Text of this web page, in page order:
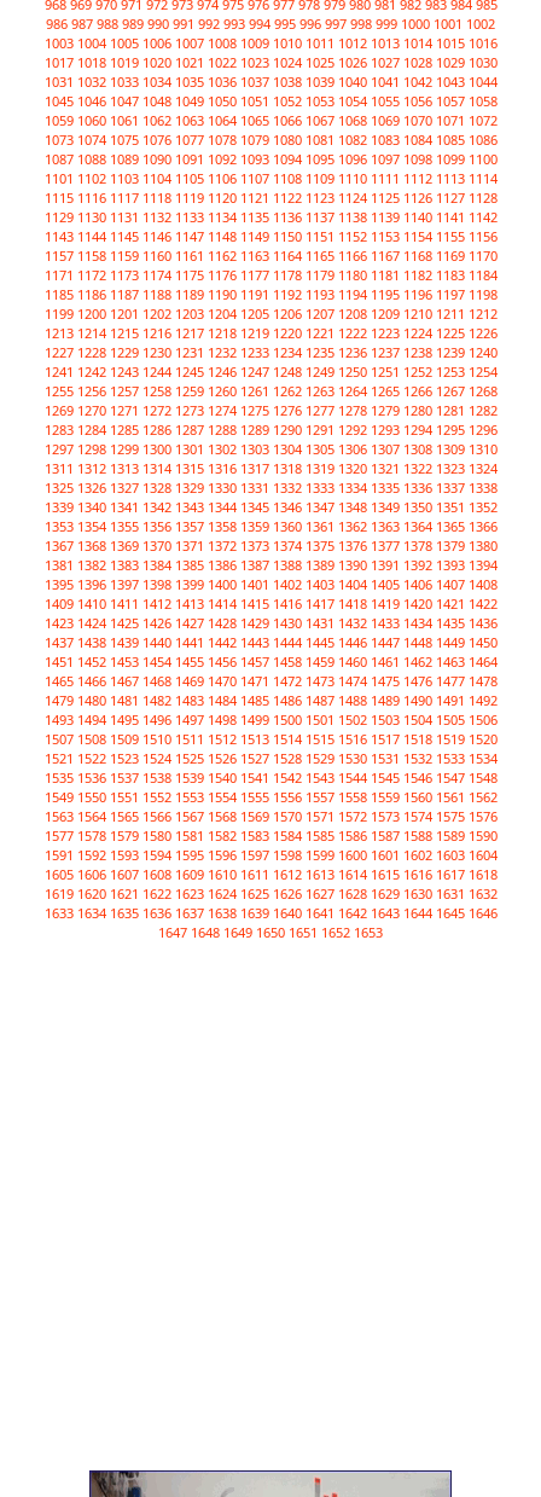
968 969 970 971 972 973 974 975 976 977 978 979 980 981 982 983 984 985
986 987 988 989 990 991 992 993 994 995 996 997 998 999 1000 1001 1002
1003 1004 1005 1006 1007 1008 1009 1010 1011 1012 1013 1014 1015 1016
1017 1018 1019 1020 1021 1022 1023 1024 1025 1026 1027 1028 1029 1030
1031 1032 1033 1034 1035 1036 1037 1038 1039 1040 1041 1042 1043 1044
1045 1046 1047 1048 1049 1050 1051 1052 1053 1054 1055 1056 1057 1058
1059 1060 1061 1062 1063 1064 1065 1066 1067 1068 1069 1070 1071 1072
1073 1074 1075 1076 1077 1078 1079 1080 1081 1082 1083 1084 1085 1086
1087 1088 1089 1090 1091 1092 1093 1094 1095 1096 1097 1098 1099 1100
1101 1102 1103 1104 1105 1106 1107 1108 1109 1110 1111 1112 1113 1114
1115 1116 1117 1118 1119 1120 1121 1122 1123 1124 1125 1126 1127 1128
1129 1130 1131 1132 1133 1134 1135 1136 1137 1138 1139 1140 1141 1142
1143 1144 1145 1146 1147 1148 1149 1150 1151 1152 1153 1154 1155 1156
1157 1158 1159 1160 1161 1162 1163 1164 1165 1166 1167 1168 1169 1170
1171 1172 1173 1174 1175 1176 1177 1178 1179 1180 1181 1182 1183 1184
1185 1186 1187 1188 1189 1190 1191 1192 1193 1194 1195 1196 1197 1198
1199 1200 1201 1202 1203 1204 1205 1206 1207 1208 1209 1210 1211 1212
1213 1214 1215 1216 1217 1218 1219 1220 1221 1222 1223 1224 1225 1226
1227 1228 1229 1230 1231 1232 1233 1234 1235 1236 1237 1238 1239 1240
1241 1242 1243 1244 1245 1246 1247 1248 1249 1250 1251 1252 1253 1254
1255 1256 1257 1258 1259 1260 1261 1262 1263 1264 1265 1266 1267 1268
1269 1270 1271 1272 1273 1274 1275 1276 1277 1278 1279 1280 1281 1282
1283 1284 1285 1286 1287 1288 1289 1290 1291 1292 1293 1294 1295 1296
1297 1298 1299 1300 1301 1302 1303 1304 1305 1306 1307 1308 1309 1310
1311 1312 1313 1314 1315 1316 1317 1318 1319 1320 1321 1322 1323 1324
1325 1326 1327 1328 1329 1330 1331 1332 1333 1334 1335 1336 1337 1338
1339 1340 1341 1342 1343 1344 1345 1346 1347 1348 1349 1350 1351 1352
1353 1354 1355 1356 1357 1358 1359 1360 1361 1362 1363 1364 1365 1366
1367 1368 1369 1370 1371 1372 1373 1374 1375 1376 1377 1378 1379 1380
1381 1382 1383 1384 1385 1386 1387 1388 1389 1390 1391 1392 1393 1394
1395 1396 1397 1398 1399 1400 1401 1402 1403 1404 1405 1406 1407 1408
1409 1410 1411 1412 1413 1414 1415 1416 1417 1418 1419 1420 1421 1422
1423 1424 1425 1426 1427 1428 1429 1430 1431 1432 1433 1434 1435 1436
1437 1438 1439 1440 1441 1442 1443 1444 1445 1446 1447 1448 1449 1450
1451 1452 1453 1454 1455 1456 1457 1458 1459 1460 1461 1462 1463 1464
1465 1466 1467 1468 1469 1470 1471 1472 1473 1474 1475 1476 1477 1478
1479 1480 1481 1482 1483 1484 1485 1486 1487 1488 1489 1490 1491 1492
1493 1494 1495 1496 1497 1498 1499 1500 1501 1502 1503 1504 1505 1506
1507 1508 1509 1510 1511 1512 1513 1514 1515 1516 1517 1518 1519 1520
1521 1522 1523 1524 1525 1526 1527 1528 1529 1530 1531 1532 1533 1534
1535 1536 1537 1538 1539 1540 1541 1542 1543 1544 1545 1546 1547 1548
1549 1550 1551 1552 1553 1554 1555 1556 1557 1558 1559 1560 1561 1562
1563 1564 1565 1566 1567 1568 1569 1570 1571 1572 1573 1574 1575 1576
1577 1578 1579 1580 1581 1582 1583 1584 1585 1586 1587 1588 1589 1590
1591 1592 1593 1594 1595 1596 1597 1598 1599 1600 1601 1602 1603 1604
1605 1606 1607 1608 1609 1610 1611 1612 1613 1614 1615 1616 1617 1618
1619 1620 1621 1622 1623 1624 1625 1626 1627 1628 1629 1630 1631 1632
1633 1634 1635 1636 1637 1638 1639 1640 1641 1642 1643 1644 1645 1646
1647 1648 1649 1650 1651 1652 1653